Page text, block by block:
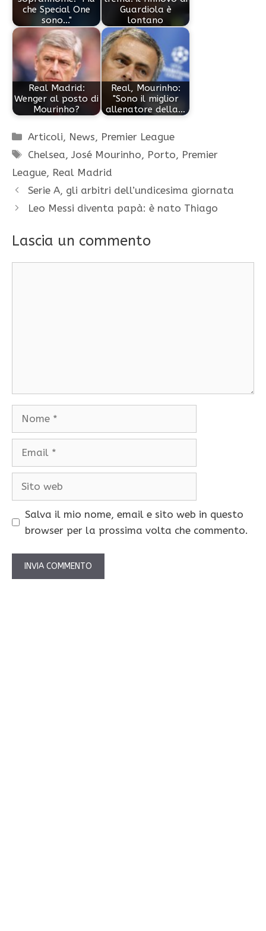
che Special One
sono..."
Guardiola è
lontano
Real Madrid:
Wenger al posto di
Mourinho?
Real, Mourinho:
"Sono il miglior
allenatore della…
Categorie
Articoli, News, Premier League
Tag
Chelsea,José Mourinho, Porto, Premier
League, Real Madrid
Serie A, gli arbitri dell’undicesima giornata
Leo Messi diventa papà: è nato Thiago
Lascia un commento
Salva il mio nome, email e sito web in questo
browser per la prossima volta che commento.